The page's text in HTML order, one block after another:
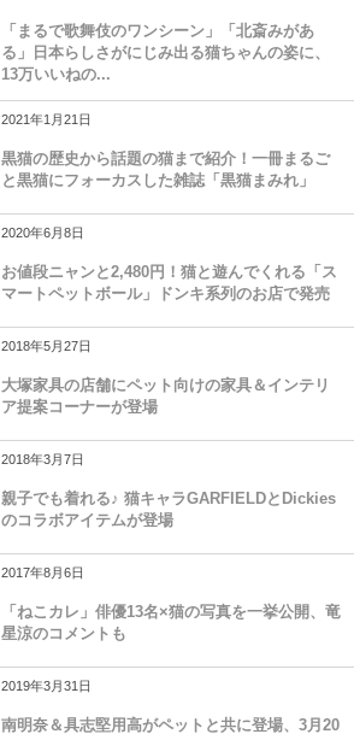
「まるで歌舞伎のワンシーン」「北斎みがあ
る」日本らしさがにじみ出る猫ちゃんの姿に、
13万いいねの...
2021年1月21日
黒猫の歴史から話題の猫まで紹介！一冊まるご
と黒猫にフォーカスした雑誌「黒猫まみれ」
2020年6月8日
お値段ニャンと2,480円！猫と遊んでくれる「ス
マートペットボール」ドンキ系列のお店で発売
2018年5月27日
大塚家具の店舗にペット向けの家具＆インテリ
ア提案コーナーが登場
2018年3月7日
親子でも着れる♪ 猫キャラGARFIELDとDickies
のコラボアイテムが登場
2017年8月6日
「ねこカレ」俳優13名×猫の写真を一挙公開、竜
星涼のコメントも
2019年3月31日
南明奈＆具志堅用高がペットと共に登場、3月20